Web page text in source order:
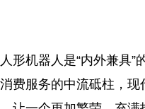
机器人是“内外兼具”
费服务的中流砥柱，